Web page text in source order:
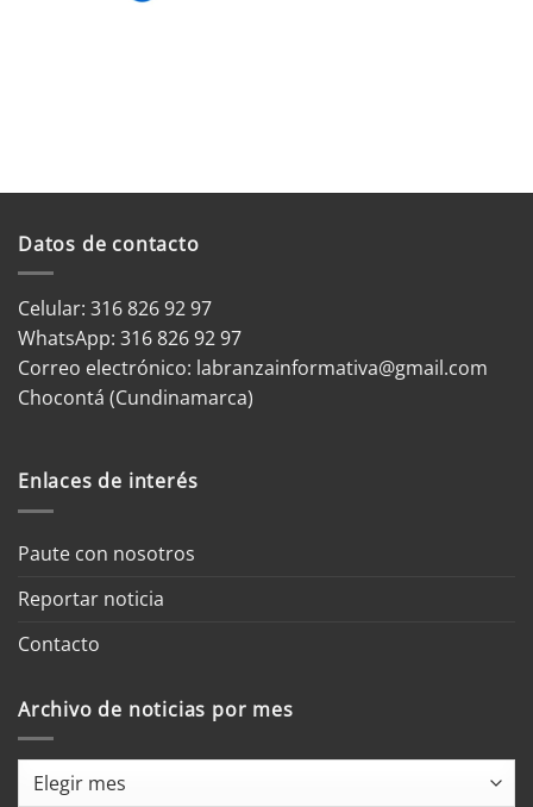
Datos de contacto
Celular: 316 826 92 97
WhatsApp: 316 826 92 97
Correo electrónico: labranzainformativa@gmail.com
Chocontá (Cundinamarca)
Enlaces de interés
Paute con nosotros
Reportar noticia
Contacto
Archivo de noticias por mes
Archivo